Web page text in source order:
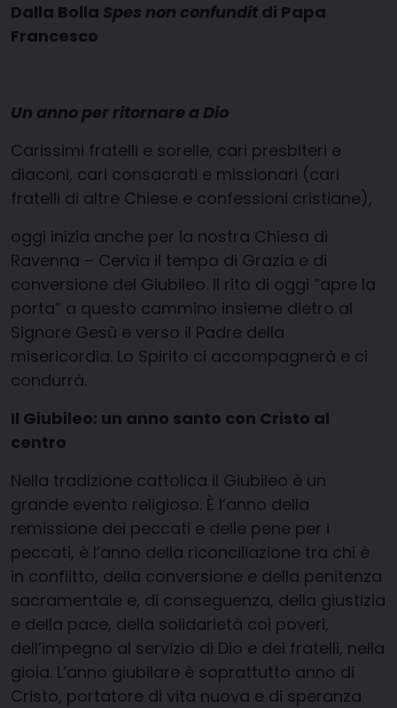
Dalla Bolla Spes non confundit di Papa
Francesco
Un anno per ritornare a Dio
Carissimi fratelli e sorelle, cari presbiteri e
diaconi, cari consacrati e missionari (cari
fratelli di altre Chiese e confessioni cristiane),
oggi inizia anche per la nostra Chiesa di
Ravenna – Cervia il tempo di Grazia e di
conversione del Giubileo. Il rito di oggi “apre la
porta” a questo cammino insieme dietro al
Signore Gesù e verso il Padre della
misericordia. Lo Spirito ci accompagnerà e ci
condurrà.
Il Giubileo: un anno santo con Cristo al
centro
Nella tradizione cattolica il Giubileo è un
grande evento religioso. È l’anno della
remissione dei peccati e delle pene per i
peccati, è l’anno della riconciliazione tra chi è
in conflitto, della conversione e della penitenza
sacramentale e, di conseguenza, della giustizia
e della pace, della solidarietà coi poveri,
dell’impegno al servizio di Dio e dei fratelli, nella
gioia. L’anno giubilare è soprattutto anno di
Cristo, portatore di vita nuova e di speranza